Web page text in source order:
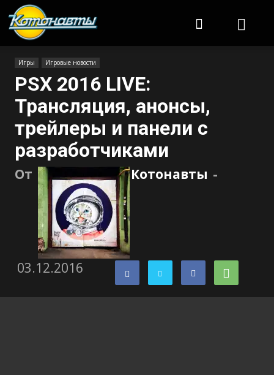
Игры Игровые новости
PSX 2016 LIVE:
Трансляция, анонсы,
трейлеры и панели с
разработчиками
От Котонавты -
03.12.2016